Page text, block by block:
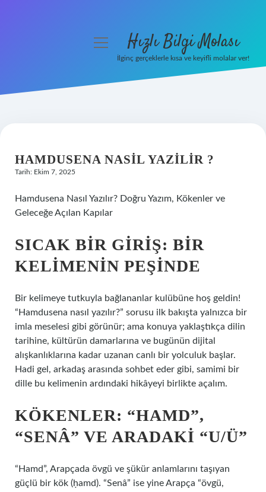
Hakkımızda
menüyüHızlı Bilgi Molası
İlginç gerçeklerle kısa ve keyifli molalar ver!
HAMDUSENA NASIL YAZILIR ?
Tarih: Ekim 7, 2025
Hamdusena Nasıl Yazılır? Doğru Yazım, Kökenler ve
Geleceğe Açılan Kapılar
SICAK BIR GIRIŞ: BIR
KELIMENIN PEŞINDE
Bir kelimeye tutkuyla bağlananlar kulübüne hoş geldin!
“Hamdusena nasıl yazılır?” sorusu ilk bakışta yalnızca bir
imla meselesi gibi görünür; ama konuya yaklaştıkça dilin
tarihine, kültürün damarlarına ve bugünün dijital
alışkanlıklarına kadar uzanan canlı bir yolculuk başlar.
Hadi gel, arkadaş arasında sohbet eder gibi, samimi bir
dille bu kelimenin ardındaki hikâyeyi birlikte açalım.
KÖKENLER: “HAMD”,
“SENÂ” VE ARADAKI “U/Ü”
“Hamd”, Arapçada övgü ve şükür anlamlarını taşıyan
güçlü bir kök (ḥamd). “Senâ” ise yine Arapça “övgü,